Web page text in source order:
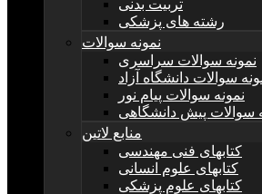
تربیت بدنی
رشته های پزشکی
نمونه سوالات
نمونه سوالات سراسری
سوالات دانشگاه آزاد
نمونه سوالات پیام نور
سوالات پیش دانشگاهی
منابع لاتین
کتابهای فنی مهندسی
کتابهای علوم انسانی
کتابهای علوم پزشکی